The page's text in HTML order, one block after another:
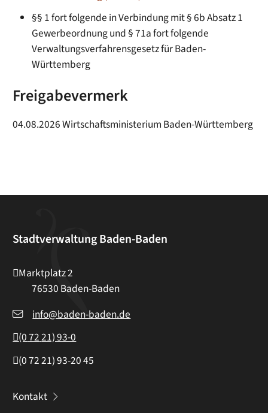
§§ 1 fort folgende in Verbindung mit § 6b Absatz 1
Gewerbeordnung und § 71a fort folgende
Verwaltungsverfahrensgesetz für Baden-
Württemberg
Freigabevermerk
04.08.2026Wirtschaftsministerium Baden-Württemberg
Stadtverwaltung Baden-Baden
Marktplatz 2
76530 Baden-Baden
info@baden-baden.de
(07221) 93-0
(07221) 93-2045
Kontakt